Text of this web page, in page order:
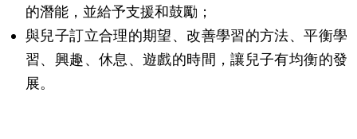
的潛能，並給予支援和鼓勵；
與兒子訂立合理的期望、改善學習的方法、平衡學
習、興趣、休息、遊戲的時間，讓兒子有均衡的發
展。